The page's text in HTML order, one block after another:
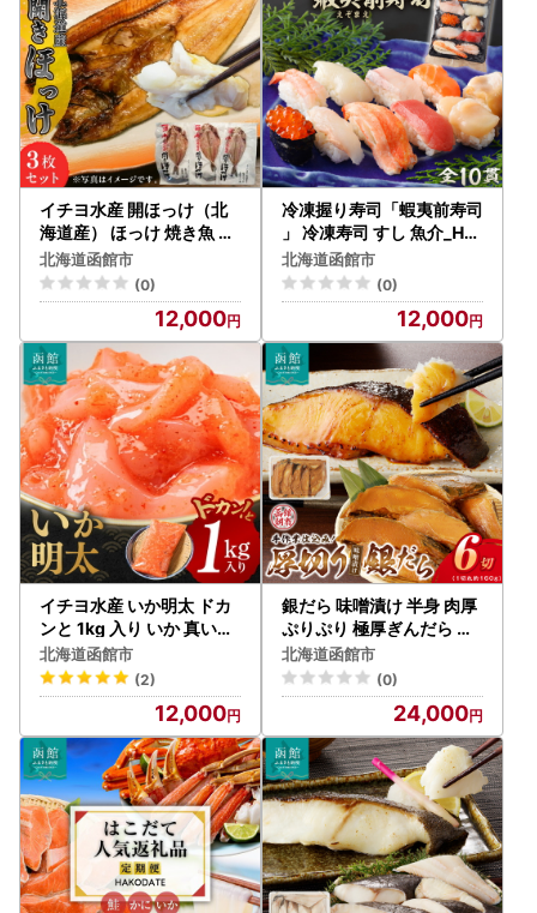
イチヨ水産 開ほっけ（北
海道産） ほっけ 焼き魚 海
鮮 海の幸 肉厚 北海道 函館
市 ふるさと納税 お取り寄
せ 送料無料_HD010-015
北海道函館市
(0)
12,000
冷凍握り寿司「蝦夷前寿司
」 冷凍寿司 すし 魚介_HD
248-001
北海道函館市
(0)
12,000
イチヨ水産 いか明太 ドカ
ンと 1kg 入り いか 真いか
明太子 魚介 新鮮 加工食品
つまみ おつまみ 酒の肴 ご
飯のお供 お茶漬け 和え物
そのまま 海の旨さ 北海道
函館 送料無料 お取り寄せ
グルメ_HD010-003
北海道函館市
(2)
12,000
銀だら 味噌漬け 半身 肉厚
ぷりぷり 極厚ぎんだら 秘
伝の味噌ダレ 漬け込み 香
ばしい風味 焼き魚 魚 おか
ず お弁当 海鮮 食品 弥生水
産 北海道 函館 お取り寄せ
お取り寄せグルメ 送料無
料_HD032-016
北海道函館市
(0)
24,000